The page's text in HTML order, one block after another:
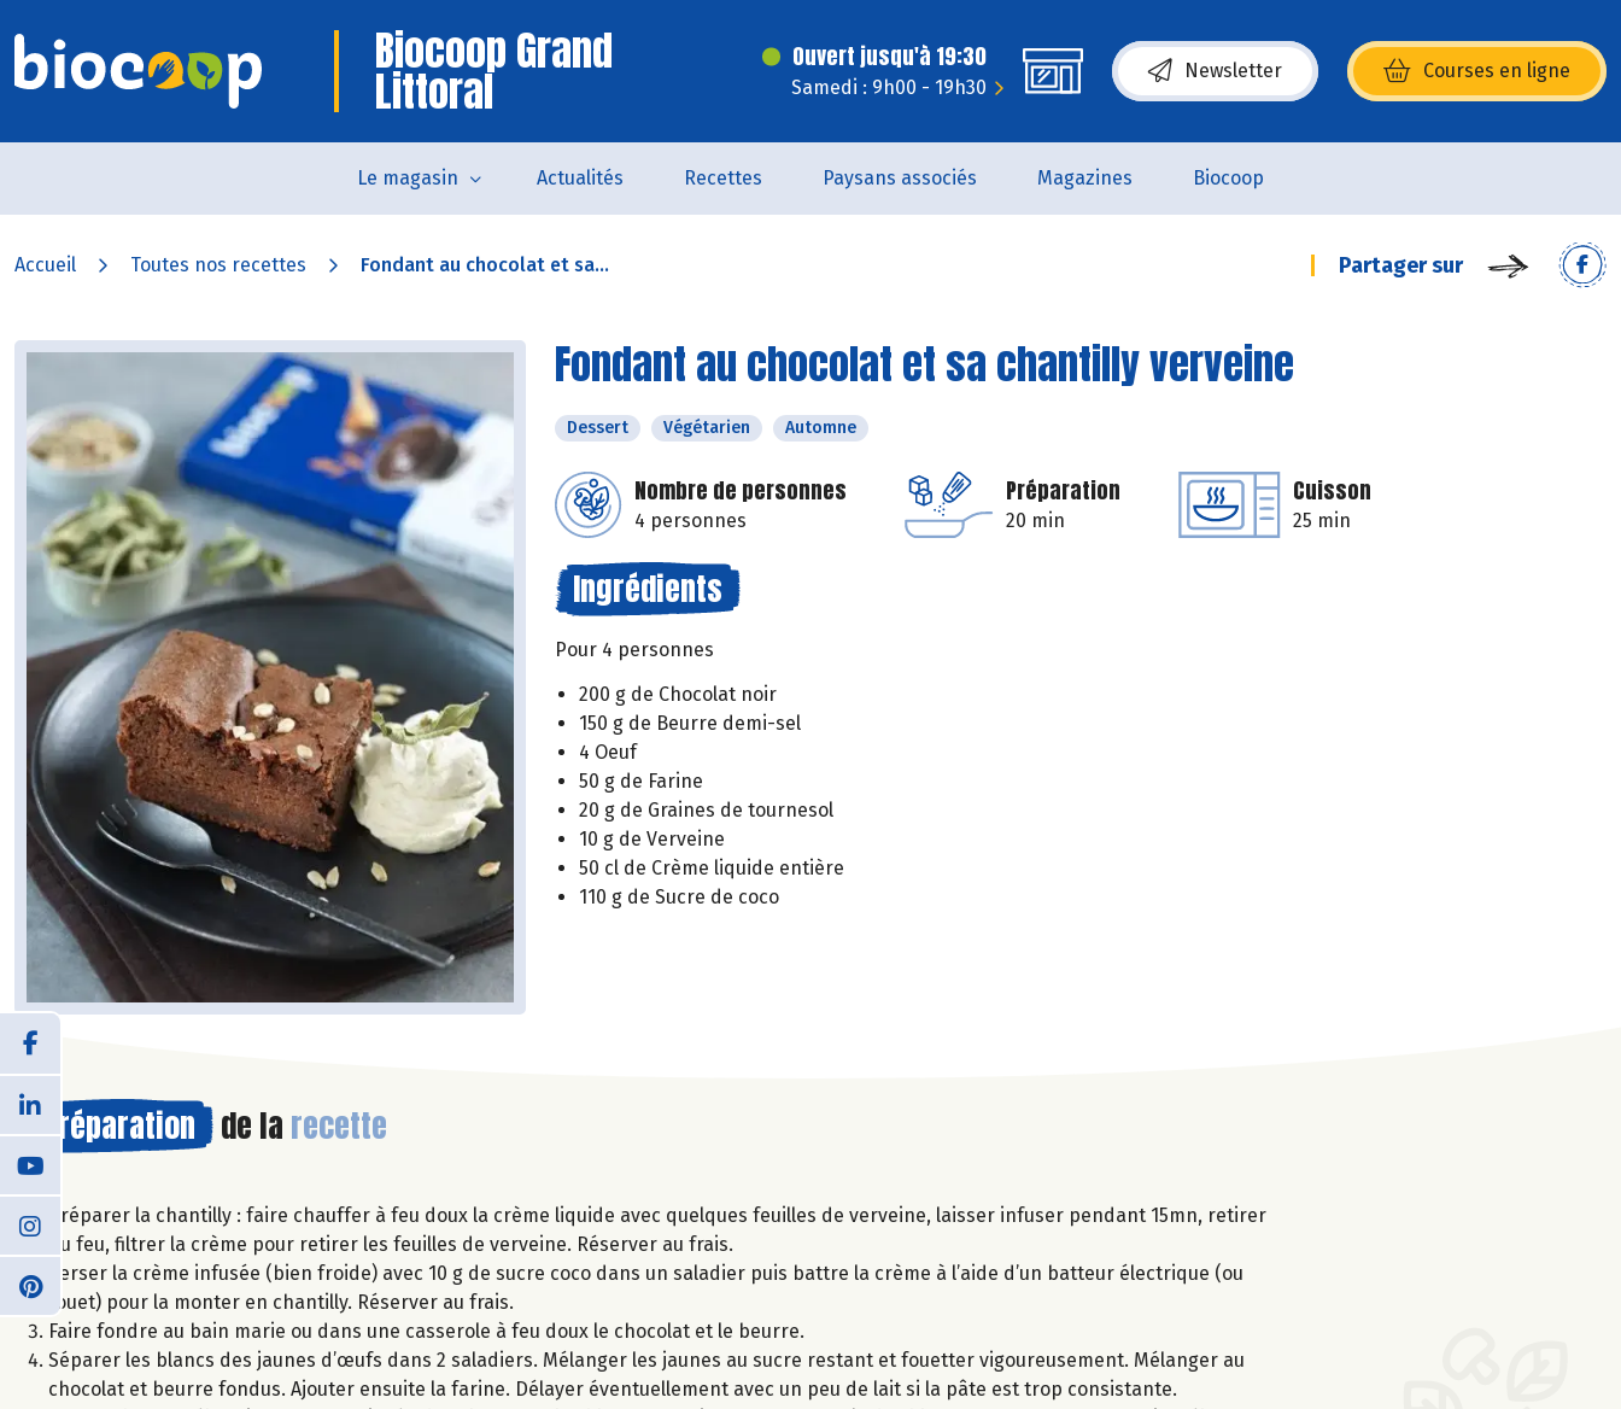
Biocoop Grand
Littoral
Ouvert jusqu'à 19:30
Samedi : 9h00 - 19h30
Newsletter Courses en ligne
(s’ouvre dans une nouvelle fenêtre)
Le magasin Actualités Recettes Paysans associés Magazines Biocoop
Accueil Toutes nos recettes Fondant au chocolat et sa... Partager sur
Fondant au chocolat et sa chantilly verveine
Dessert Végétarien Automne
Nombre de personnes
4 personnes
Préparation
20 min
Cuisson
25 min
Ingrédients
Pour 4 personnes
200 g de Chocolat noir
150 g de Beurre demi-sel
4 Oeuf
50 g de Farine
20 g de Graines de tournesol
10 g de Verveine
50 cl de Crème liquide entière
110 g de Sucre de coco
Préparation de la recette
Préparer la chantilly : faire chauffer à feu doux la crème liquide avec quelques feuilles de verveine, laisser infuser pendant 15mn, retirer
du feu, filtrer la crème pour retirer les feuilles de verveine. Réserver au frais.
Verser la crème infusée (bien froide) avec 10 g de sucre coco dans un saladier puis battre la crème à l’aide d’un batteur électrique (ou
fouet) pour la monter en chantilly. Réserver au frais.
Faire fondre au bain marie ou dans une casserole à feu doux le chocolat et le beurre.
Séparer les blancs des jaunes d’œufs dans 2 saladiers. Mélanger les jaunes au sucre restant et fouetter vigoureusement. Mélanger au
chocolat et beurre fondus. Ajouter ensuite la farine. Délayer éventuellement avec un peu de lait si la pâte est trop consistante.